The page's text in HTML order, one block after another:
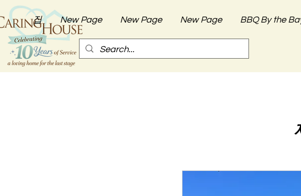
집 New Page New Page New Page BBQ By the